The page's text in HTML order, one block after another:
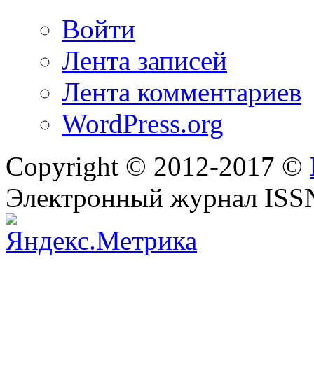
Войти
Лента записей
Лента комментариев
WordPress.org
Copyright © 2012-2017 ©
Электронный журнал